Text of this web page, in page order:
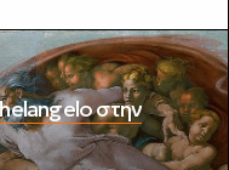
στην